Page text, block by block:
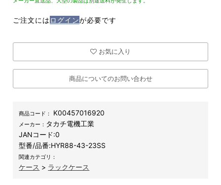
ご注文には ログインが必要です
お気に入り
商品についてのお問い合わせ
商品コード： K00457016920
メーカー： タカチ電機工業
JANコード:0
型番/品番:HYR88-43-23SS
関連カテゴリ：
ケース > ラックケース